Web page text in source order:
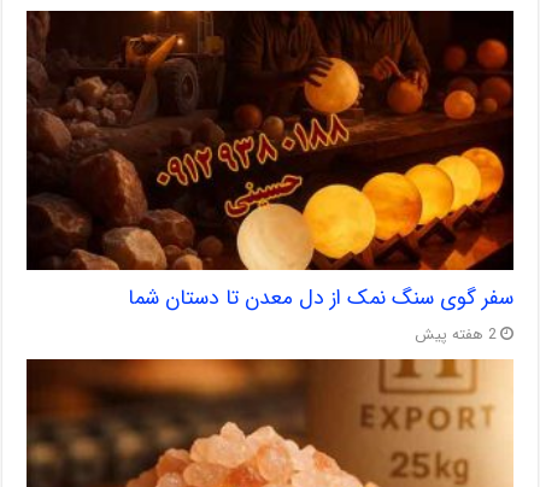
سفر گوی سنگ نمک از دل معدن تا دستان شما
2 هفته پیش